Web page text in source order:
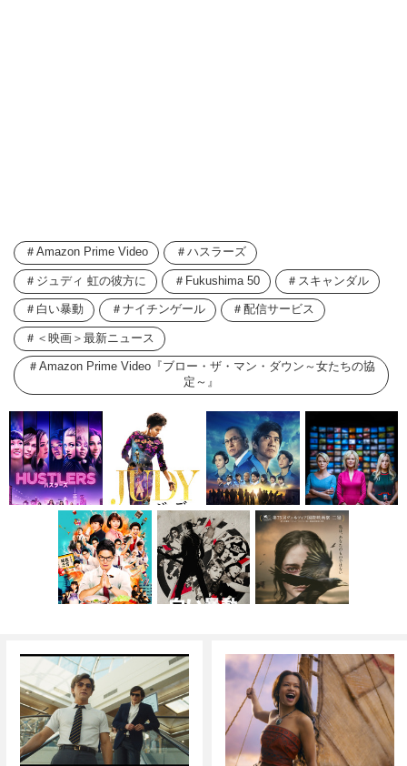
Amazon Prime Video ハスラーズ
ジュディ 虹の彼方に Fukushima 50 スキャンダル
白い暴動 ナイチンゲール 配信サービス
＜映画＞最新ニュース
Amazon Prime Video『ブロー・ザ・マン・ダウン～女たちの協
定～』